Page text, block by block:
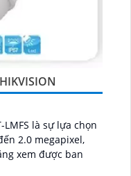
LMFS là sự lựa chọn
2.0 megapixel,